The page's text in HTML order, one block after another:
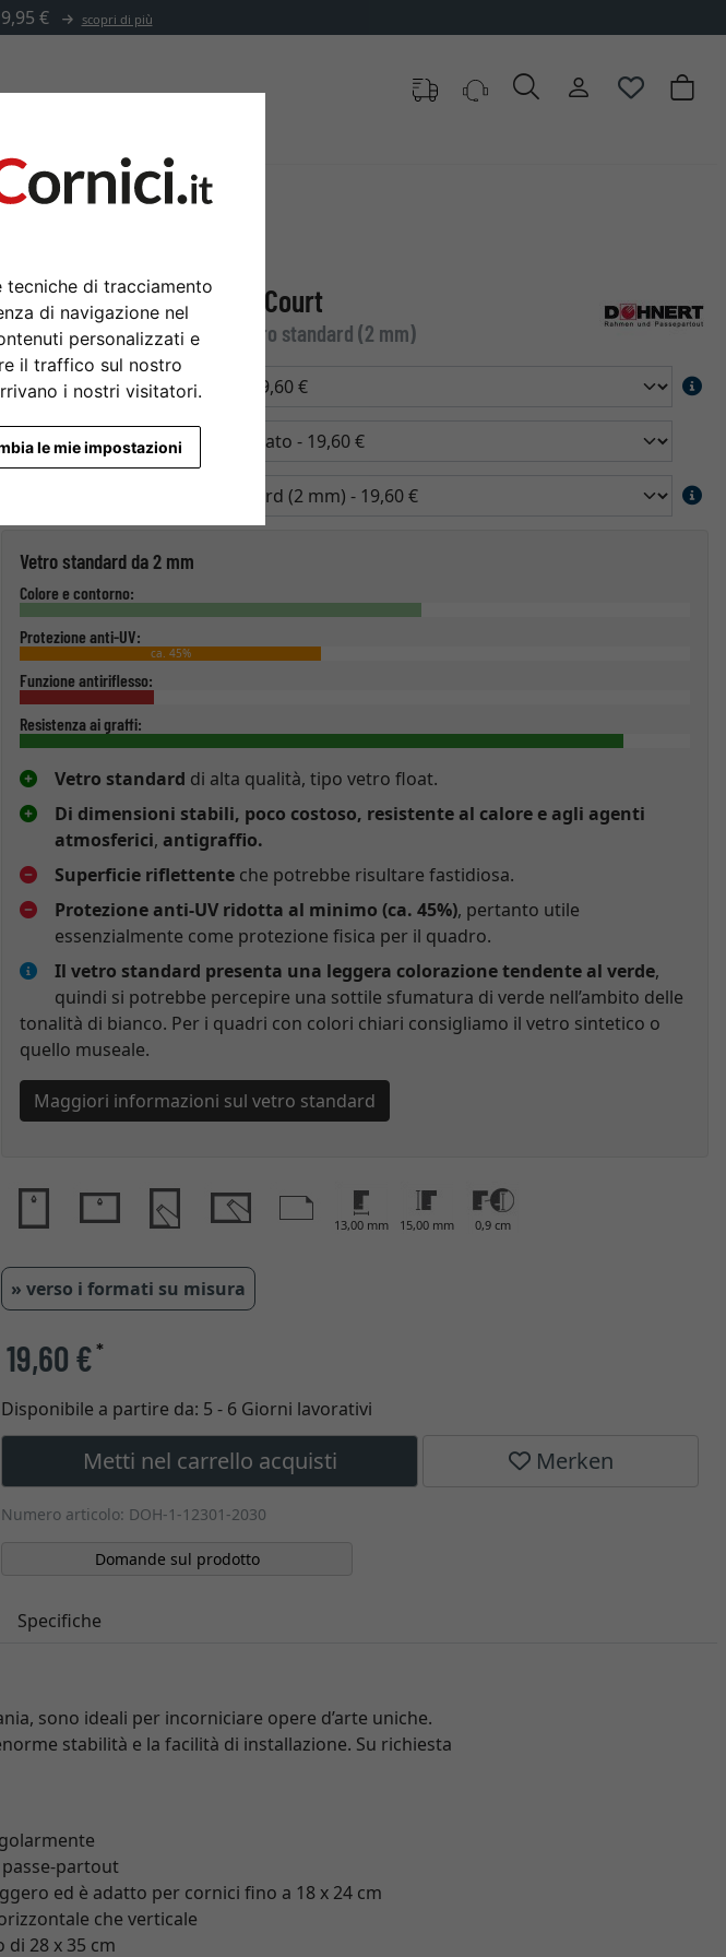
tecniche di tracciamento
di navigazione nel
personalizzati e
il traffico sul nostro
i nostri visitatori.
le mie impostazioni
9,95 € scopri di più
Cornice in legno Barons Court
20x30 cm | marrone dorato | Vetro standard (2 mm)
Formato
Colore
Vetro standard da 2 mm
Colore e contorno:
Protezione anti-UV:
ca. 45%
Funzione antiriflesso:
Resistenza ai graffi:
Vetro standard di alta qualità, tipo vetro float.
Di dimensioni stabili, poco costoso, resistente al calore e agli agenti
atmosferici, antigraffio.
Superficie riflettente che potrebbe risultare fastidiosa.
Protezione anti-UV ridotta al minimo (ca. 45%), pertanto utile
essenzialmente come protezione fisica per il quadro.
Il vetro standard presenta una leggera colorazione tendente al verde,
quindi si potrebbe percepire una sottile sfumatura di verde nell’ambito delle
tonalità di bianco. Per i quadri con colori chiari consigliamo il vetro sintetico o
quello museale.
Maggiori informazioni sul vetro standard
13,00 mm 15,00 mm 0,9 cm
» verso i formati su misura
19,60 €*
Disponibile a partire da: 5 - 6 Giorni lavorativi
Metti nel carrello acquisti Merken
Numero articolo: DOH-1-12301-2030
Domande sul prodotto
Specifiche
sono ideali per incorniciare opere d’arte uniche.
stabilità e la facilità di installazione. Su richiesta
partout
ed è adatto per cornici fino a 18 x 24 cm
che verticale
28 x 35 cm